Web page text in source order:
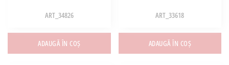
ART_34826
ADAUGĂ ÎN COȘ
ART_33618
ADAUGĂ ÎN COȘ